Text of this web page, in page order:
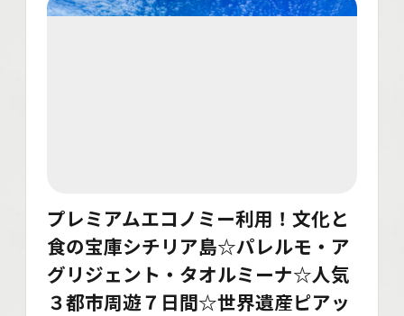
プレミアムエコノミー利用！文化と
食の宝庫シチリア島☆パレルモ・ア
グリジェント・タオルミーナ☆人気
３都市周遊７日間☆世界遺産ピアッ